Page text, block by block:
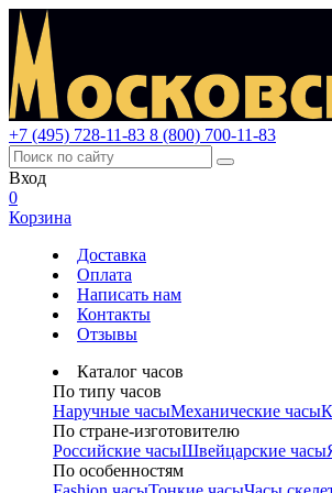
+7 (495) 728-11-83 8 (800) 700-11-83
Вход
0
Корзина
Доставка
Оплата
Написать нам
Контакты
Отзывы
Каталог часов
По типу часов
Наручные часыМеханические часы
По стране-изготовителю
Российские часыШвейцарские часы
По особенностям